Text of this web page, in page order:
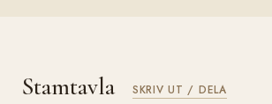
Stamtavla SKRIV UT / DELA